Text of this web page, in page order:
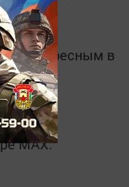
и интересным в
в
MАХ: